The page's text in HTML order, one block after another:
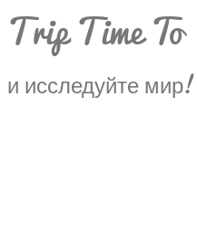
Trip Time To
и исследуйте мир!